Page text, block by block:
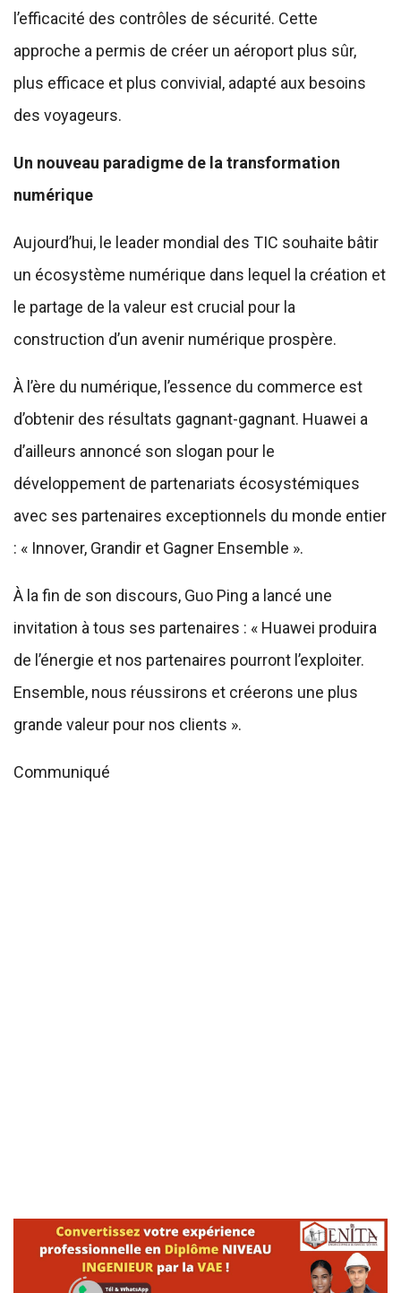
l’efficacité des contrôles de sécurité. Cette
approche a permis de créer un aéroport plus sûr,
plus efficace et plus convivial, adapté aux besoins
des voyageurs.
Un nouveau paradigme de la transformation
numérique
Aujourd’hui, le leader mondial des TIC souhaite bâtir
un écosystème numérique dans lequel la création et
le partage de la valeur est crucial pour la
construction d’un avenir numérique prospère.
À l’ère du numérique, l’essence du commerce est
d’obtenir des résultats gagnant-gagnant. Huawei a
d’ailleurs annoncé son slogan pour le
développement de partenariats écosystémiques
avec ses partenaires exceptionnels du monde entier
: « Innover, Grandir et Gagner Ensemble ».
À la fin de son discours, Guo Ping a lancé une
invitation à tous ses partenaires : « Huawei produira
de l’énergie et nos partenaires pourront l’exploiter.
Ensemble, nous réussirons et créerons une plus
grande valeur pour nos clients ».
Communiqué